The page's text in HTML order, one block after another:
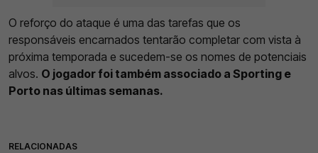
O reforço do ataque é uma das tarefas que os
responsáveis encarnados tentarão completar com vista à
próxima temporada e sucedem-se os nomes de potenciais
alvos. O jogador foi também associado a Sporting e
Porto nas últimas semanas.
RELACIONADAS